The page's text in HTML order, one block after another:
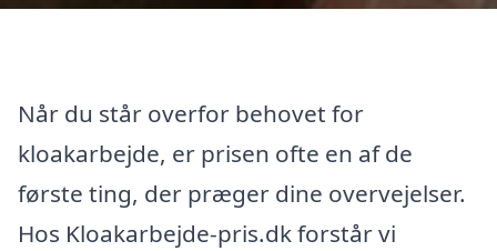
Når du står overfor behovet for
kloakarbejde, er prisen ofte en af de
første ting, der præger dine overvejelser.
Hos Kloakarbejde-pris.dk forstår vi